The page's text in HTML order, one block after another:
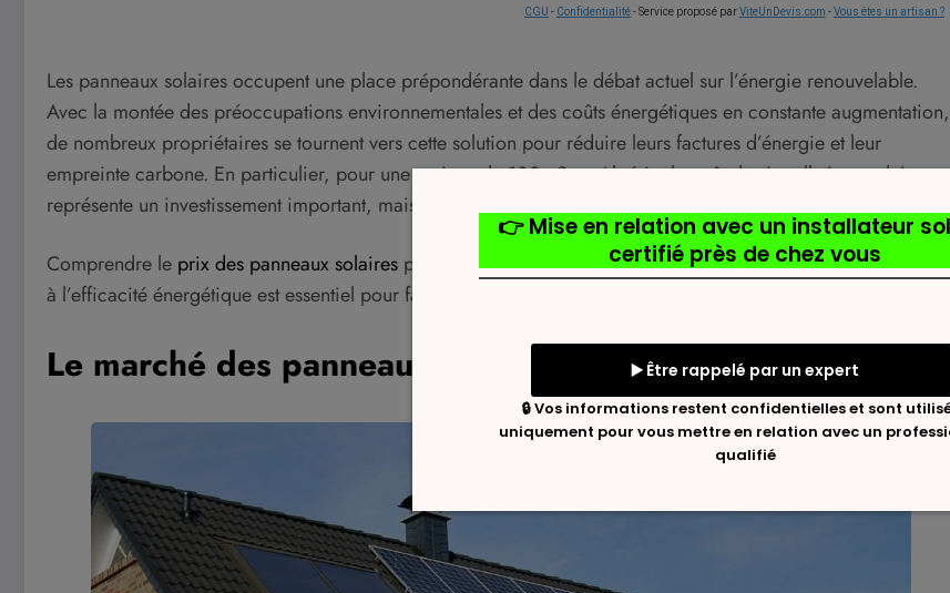
CGU - Confidentialité- Service proposé parViteUnDevis.com -Vous êtes un artisan ?
Les panneaux solaires occupent une place prépondérante dans le débat actuel sur l’énergie renouvelable.
Avec la montée des préoccupations environnementales et des coûts énergétiques en constante augmentation,
de nombreux propriétaires se tournent vers cette solution pour réduire leurs factures d’énergie et leur
empreinte carbone. En particulier, pour une maison de 100m2 en Algérie, le coût des installations solaires
représente un investissement important, mais dont les bénéfices à long terme sont indéniables.
Comprendre le prix des panneaux solaires pour différents types de maisons et la manière dont ils contribuent
à l’efficacité énergétique est essentiel pour faire un choix éclairé.
Le marché des panneaux solaires en Algérie